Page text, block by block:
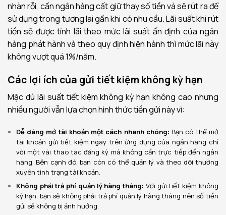
nhàn rỗi, cần ngân hàng cất giữ thay số tiền và sẽ rút ra để
sử dụng trong tương lai gần khi có nhu cầu. Lãi suất khi rút
tiền sẽ được tính lãi theo mức lãi suất ấn định của ngân
hàng phát hành và theo quy định hiện hành thì mức lãi này
không vượt quá 1%/năm.
Các lợi ích của gửi tiết kiệm không kỳ hạn
Mặc dù lãi suất tiết kiệm không kỳ hạn không cao nhưng
nhiều người vẫn lựa chọn hình thức tiền gửi này vì:
Dễ dàng mở tài khoản một cách nhanh chóng: Bạn có thể mở
tài khoản gửi tiết kiệm ngay trên ứng dụng của ngân hàng chỉ
với một vài thao tác đăng ký mà không cần trực tiếp đến ngân
hàng. Bên cạnh đó, bạn còn có thể quản lý và theo dõi thường
xuyên tình trạng tài khoản.
Không phải trả phí quản lý hàng tháng: Với gửi tiết kiệm không
kỳ hạn, bạn sẽ không phải trả phí quản lý hàng tháng nên số tiền
gửi sẽ không bị ảnh hưởng.